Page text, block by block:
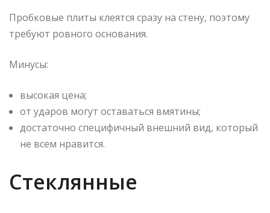
Пробковые плиты клеятся сразу на стену, поэтому
требуют ровного основания.
Минусы:
высокая цена;
от ударов могут оставаться вмятины;
достаточно специфичный внешний вид, который
не всем нравится.
Стеклянные